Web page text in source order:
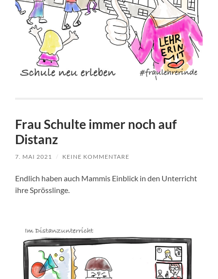
Frau Schulte immer noch auf
Distanz
7. MAI 2021 / KEINE KOMMENTARE
Endlich haben auch Mammis Einblick in den Unterricht
ihre Sprösslinge.